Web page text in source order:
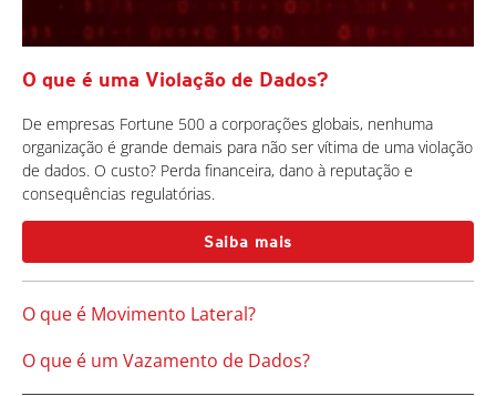
O que é uma Violação de Dados?
De empresas Fortune 500 a corporações globais, nenhuma
organização é grande demais para não ser vítima de uma violação
de dados. O custo? Perda financeira, dano à reputação e
consequências regulatórias.
Saiba mais
O que é Movimento Lateral?
O que é um Vazamento de Dados?